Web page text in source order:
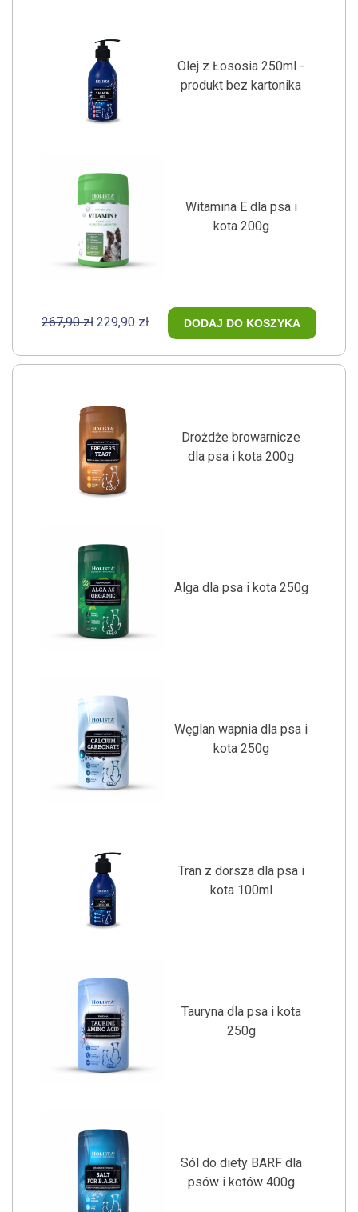
267,90 zł 229,90 zł DODAJ DO KOSZYKA
Olej z Łososia 250ml -
produkt bez kartonika
Witamina E dla psa i
kota 200g
Drożdże browarnicze
dla psa i kota 200g
Alga dla psa i kota 250g
Węglan wapnia dla psa i
kota 250g
Tran z dorsza dla psa i
kota 100ml
Tauryna dla psa i kota
250g
Sól do diety BARF dla
psów i kotów 400g